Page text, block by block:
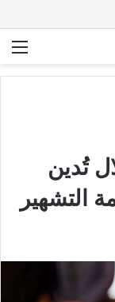
تُدين
التشهير